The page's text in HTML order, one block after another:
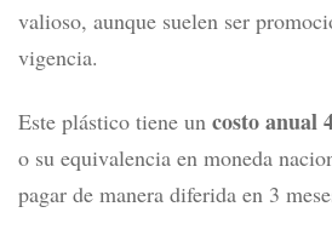
valioso, aunque suelen ser
vigencia.
Este plástico tiene un costo anual
o su equivalencia en moneda
pagar de manera diferida en 3